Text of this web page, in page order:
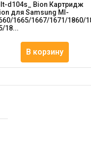
d104s_ Bion Картридж
для Samsung Ml-
1665/1667/1671/1860/
18...
В корзину